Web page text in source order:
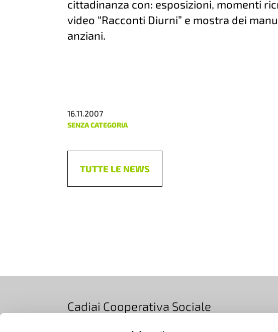
cittadinanza con: esposizioni, momenti
video “Racconti Diurni” e mostra dei
anziani.
16.11.2007
SENZA CATEGORIA
TUTTE LE NEWS
Cadiai Cooperativa Sociale